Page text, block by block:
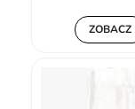
ZOBACZ